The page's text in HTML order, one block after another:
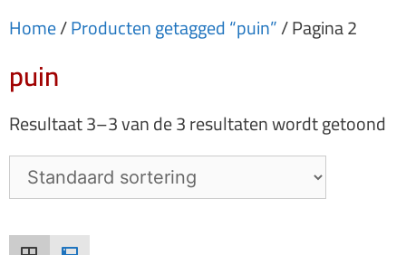
Home/Producten getagged “puin”/ Pagina 2
puin
Resultaat 3–3 van de 3 resultaten wordt getoond